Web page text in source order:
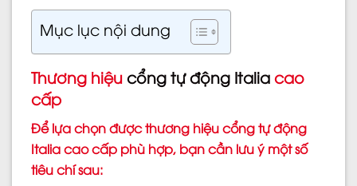
Mục lục nội dung
Thương hiệucổng tự động Italiacao
cấp
Để lựa chọn được thương hiệu cổng tự động
Italia cao cấp phù hợp, bạn cần lưu ý một số
tiêu chí sau: